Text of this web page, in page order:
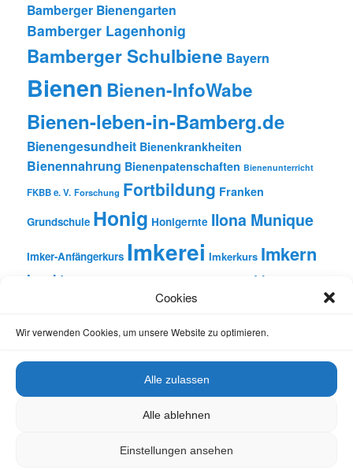
Cookies
Wir verwenden Cookies, um unsere Website zu optimieren.
Alle zulassen
Alle ablehnen
Einstellungen ansehen
Bamberger Bienengarten
Bamberger Lagenhonig
Bamberger Schulbiene Bayern
Bienen Bienen-InfoWabe
Bienen-leben-in-Bamberg.de
Bienengesundheit Bienenkrankheiten
Bienennahrung Bienenpatenschaften Bienenunterricht
FKBB e. V. Forschung Fortbildung Franken
Grundschule Honig Honigernte Ilona Munique
Imker-Anfängerkurs Imkerei Imkerkurs Imkern
Insekten Literatur
Natur Oberfranken
Schulunterricht Unterricht
Vortrag
Datenschutz Stolz präsentiert von WordPress